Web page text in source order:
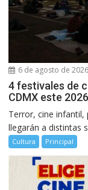
6 de agosto de 2026
4 festivales de
CDMX este 2026
Terror, cine infantil,
llegarán a distintas
Cultura Principal